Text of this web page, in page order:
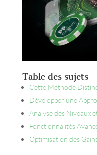
Table des sujets
Cette Méthode
Développer une
Analyse des Niveaux
Fonctionnalités
Optimisation des